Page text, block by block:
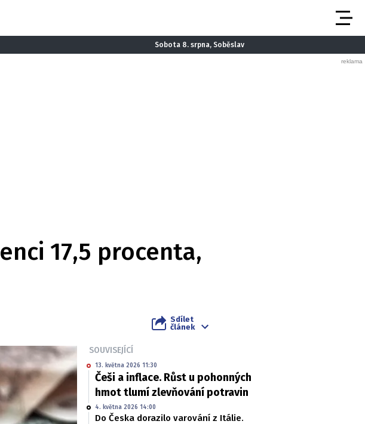
Sobota 8. srpna, Soběslav
17,5 procenta,
Sdílet
článek
SOUVISEJÍCÍ
13. května 2026 11:30
Češi a inflace. Růst u pohonných
hmot tlumí zlevňování potravin
4. května 2026 14:00
Do Česka dorazilo varování z Itálie.